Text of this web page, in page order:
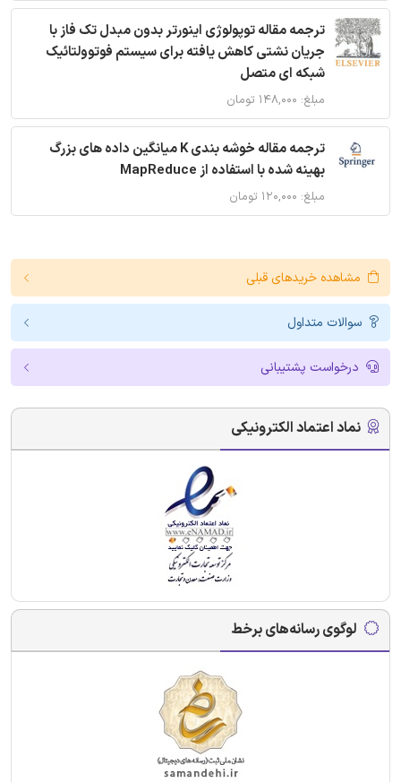
ترجمه مقاله توپولوژی اینورتر بدون مبدل تک فاز با
جریان نشتی کاهش یافته برای سیستم فوتوولتائیک
شبکه ای متصل
مبلغ: ۱۴۸,۰۰۰ تومان
ترجمه مقاله خوشه بندی K میانگین داده های بزرگ
بهینه شده با استفاده از MapReduce
مبلغ: ۱۲۰,۰۰۰ تومان
مشاهده خریدهای قبلی
سوالات متداول
درخواست پشتیبانی
نماد اعتماد الکترونیکی
لوگوی رسانه‌های برخط